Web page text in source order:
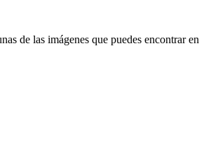
de las imágenes que puedes encontrar en